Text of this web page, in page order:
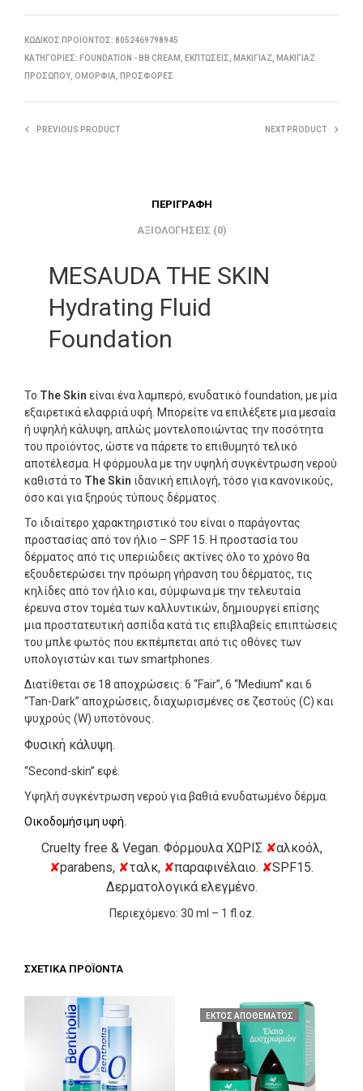
ΚΩΔΙΚΌΣ ΠΡΟΪΌΝΤΟΣ: 8052469798945
ΚΑΤΗΓΟΡΊΕΣ: FOUNDATION - BB CREAM ΕΚΠΤΏΣΕΙΣ ΜΑΚΙΓΙΆΖ
ΜΑΚΙΓΙΆΖ
ΠΡΟΣΏΠΟΥ ΟΜΟΡΦΙΆ ΠΡΟΣΦΟΡΈΣ
PREVIOUS PRODUCT NEXT PRODUCT
ΠΕΡΙΓΡΑΦΉ
ΑΞΙΟΛΟΓΉΣΕΙΣ (0)
MESAUDA THE SKIN
Hydrating Fluid
Foundation
Το The Skin είναι ένα λαμπερό, ενυδατικό foundation, με μία
εξαιρετικά ελαφριά υφή. Μπορείτε να επιλέξετε μια μεσαία
ή υψηλή κάλυψη, απλώς μοντελοποιώντας την ποσότητα
του προϊόντος, ώστε να πάρετε το επιθυμητό τελικό
αποτέλεσμα. Η φόρμουλα με την υψηλή συγκέντρωση νερού
καθιστά το The Skin ιδανική επιλογή, τόσο για κανονικούς,
όσο και για ξηρούς τύπους δέρματος.
Το ιδιαίτερο χαρακτηριστικό του είναι ο παράγοντας
προστασίας από τον ήλιο – SPF 15. Η προστασία του
δέρματος από τις υπεριώδεις ακτίνες όλο το χρόνο θα
εξουδετερώσει την πρόωρη γήρανση του δέρματος, τις
κηλίδες από τον ήλιο και, σύμφωνα με την τελευταία
έρευνα στον τομέα των καλλυντικών, δημιουργεί επίσης
μια προστατευτική ασπίδα κατά τις επιβλαβείς επιπτώσεις
του μπλε φωτός που εκπέμπεται από τις οθόνες των
υπολογιστών και των smartphones.
Διατίθεται σε 18 αποχρώσεις: 6 “Fair”, 6 “Medium” και 6
“Tan-Dark” αποχρώσεις, διαχωρισμένες σε ζεστούς (C) και
ψυχρούς (W) υποτόνους.
Φυσική κάλυψη.
“Second-skin” εφέ.
Υψηλή συγκέντρωση νερού για βαθιά ενυδατωμένο δέρμα.
Οικοδομήσιμη υφή.
Cruelty free & Vegan. Φόρμουλα ΧΩΡΙΣ ✘αλκοόλ,
✘parabens, ✘ταλκ, ✘παραφινέλαιο. ✘SPF15.
Δερματολογικά ελεγμένο.
Περιεχόμενο: 30 ml – 1 fl.oz.
ΣΧΕΤΙΚΆ ΠΡΟΪΌΝΤΑ
ΕΚΤΌΣ ΑΠΟΘΈΜΑΤΟΣ